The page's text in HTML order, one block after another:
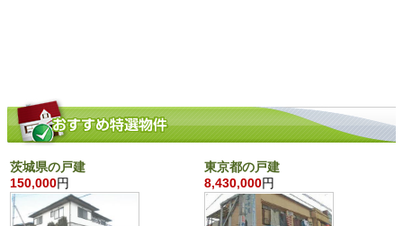
茨城県の戸建
150,000円
東京都の戸建
8,430,000円